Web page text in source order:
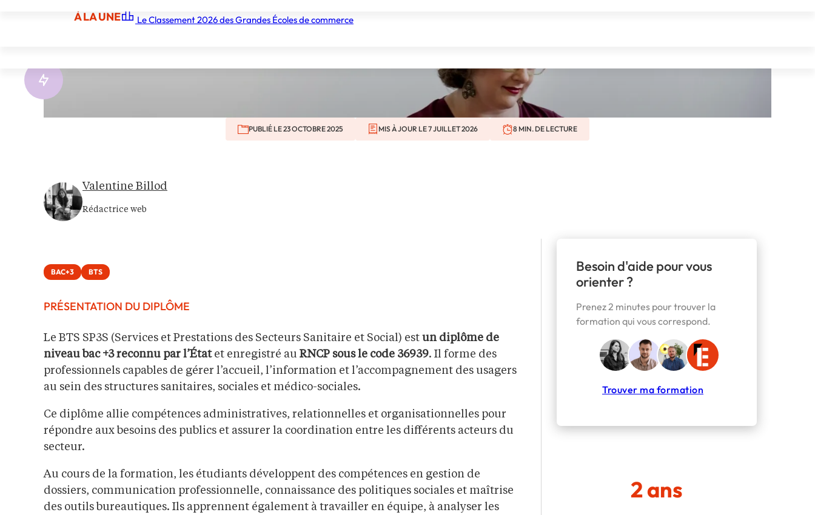
À LA UNE Le Classement 2026 des Grandes Écoles de commerce
Secteurs Sanitaire et Social)
PUBLIÉ LE 23 OCTOBRE 2025 MIS À JOUR LE 7 JUILLET 2026 8 MIN. DE LECTURE
Valentine Billod
Rédactrice web
BAC+3 BTS
PRÉSENTATION DU DIPLÔME
Le BTS SP3S (Services et Prestations des Secteurs Sanitaire et Social) est un diplôme de
niveau bac +3 reconnu par l’Étatet enregistré au RNCP sous le code 36939. Il forme des
professionnels capables de gérer l’accueil, l’information et l’accompagnement des usagers
au sein des structures sanitaires, sociales et médico-sociales.
Ce diplôme allie compétences administratives, relationnelles et organisationnelles pour
répondre aux besoins des publics et assurer la coordination entre les différents acteurs du
secteur.
Au cours de la formation, les étudiants développent des compétences en gestion de
dossiers, communication professionnelle, connaissance des politiques sociales et maîtrise
des outils bureautiques. Ils apprennent également à travailler en équipe, à analyser les
Besoin d'aide pour vous
orienter ?
Prenez 2 minutes pour trouver la
formation qui vous correspond.
Trouver ma formation
2 ans